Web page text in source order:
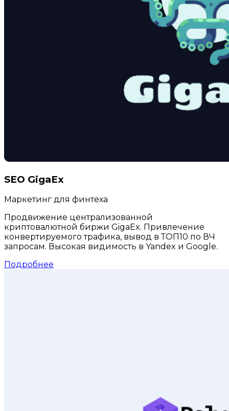
SEO GigaEx
Маркетинг для финтеха
Продвижение централизованной
криптовалютной биржи GigaEx. Привлечение
конвертируемого трафика, вывод в ТОП10 по ВЧ
запросам. Высокая видимость в Yandex и Google.
Подробнее